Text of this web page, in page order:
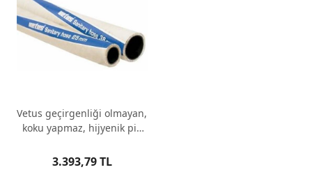
Vetus geçirgenliği olmayan,
koku yapmaz, hijyenik pis
3.393,79 TL